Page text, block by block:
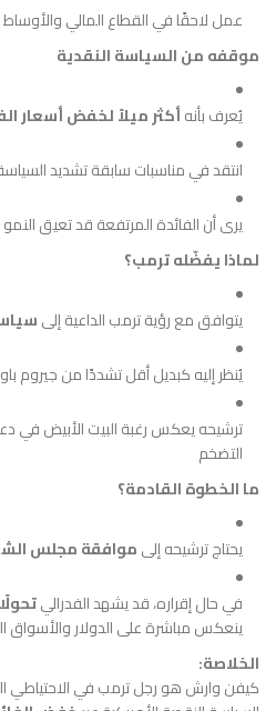
عمل لاحقًا في القطاع المالي والأوساط
موقفه من السياسة النقدية
يُعرف بأنهأكثر ميلاً لخفض أسعار
انتقد في مناسبات سابقة تشديد
يرى أن الفائدة المرتفعة قد تعيق
لماذا يفضّله ترمب؟
يتوافق مع رؤية ترمب الداعية إلى
يُنظر إليه كبديل أقل تشددًا من جيروم
ترشيحه يعكس رغبة البيت الأبيض في
التضخم
ما الخطوة القادمة؟
يحتاج ترشيحه إلىموافقة مجلس
في حال إقراره، قد يشهد الفدرالي
ينعكس مباشرة على الدولار والأسواق
الخلاصة:
كيفن وارش هو رجل ترمب في الاحتياطي